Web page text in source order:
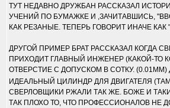
ТУТ НЕДАВНО ДРУЖБАН РАССКАЗАЛ
УЧЕНИЙ ПО БУМАЖКЕ И ,ЗАЧИТАВШИСЬ,
КАК РЕЗАНЫЕ. ТЕПЕРЬ ГОВОРИТ ИНАЧЕ
ДРУГОЙ ПРИМЕР БРАТ РАССКАЗАЛ КОГДА
ПРИХОДИТ ГЛАВНЫЙ ИНЖЕНЕР (КАКОЙ-ТО
ОТВЕРСТИЕ С ДОПУСКОМ В СОТКУ.
ИДЕАЛЬНЫЙ ЦИЛИНДР ДЛЯ ДВИГАТЕЛЯ
СВЕРЛОВЩИКИ РЖАЛИ ТАК ЖЕ. БОЖЕ И
ТАК ПЛОХО ТО, ЧТО ПРОФЕССИОНАЛОВ НЕ